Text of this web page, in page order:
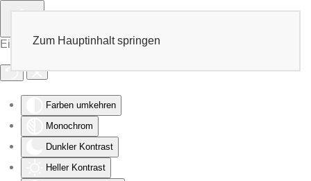
Eingabehilfen öffnen
Farben umkehren
Monochrom
Dunkler Kontrast
Heller Kontrast
Zum Hauptinhalt springen